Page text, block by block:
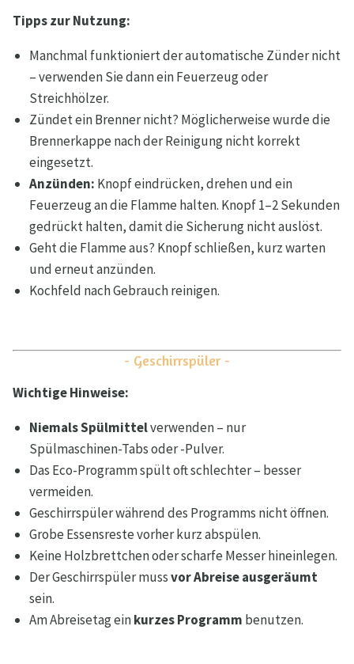
Tipps zur Nutzung:
Manchmal funktioniert der automatische Zünder nicht
– verwenden Sie dann ein Feuerzeug oder
Streichhölzer.
Zündet ein Brenner nicht? Möglicherweise wurde die
Brennerkappe nach der Reinigung nicht korrekt
eingesetzt.
Anzünden: Knopf eindrücken, drehen und ein
Feuerzeug an die Flamme halten. Knopf 1–2 Sekunden
gedrückt halten, damit die Sicherung nicht auslöst.
Geht die Flamme aus? Knopf schließen, kurz warten
und erneut anzünden.
Kochfeld nach Gebrauch reinigen.
- Geschirrspüler -
Wichtige Hinweise:
Niemals Spülmittelverwenden – nur
Spülmaschinen-Tabs oder -Pulver.
Das Eco-Programm spült oft schlechter – besser
vermeiden.
Geschirrspüler während des Programms nicht öffnen.
Grobe Essensreste vorher kurz abspülen.
Keine Holzbrettchen oder scharfe Messer hineinlegen.
Der Geschirrspüler mussvor Abreise ausgeräumt
sein.
Am Abreisetag einkurzes Programm benutzen.